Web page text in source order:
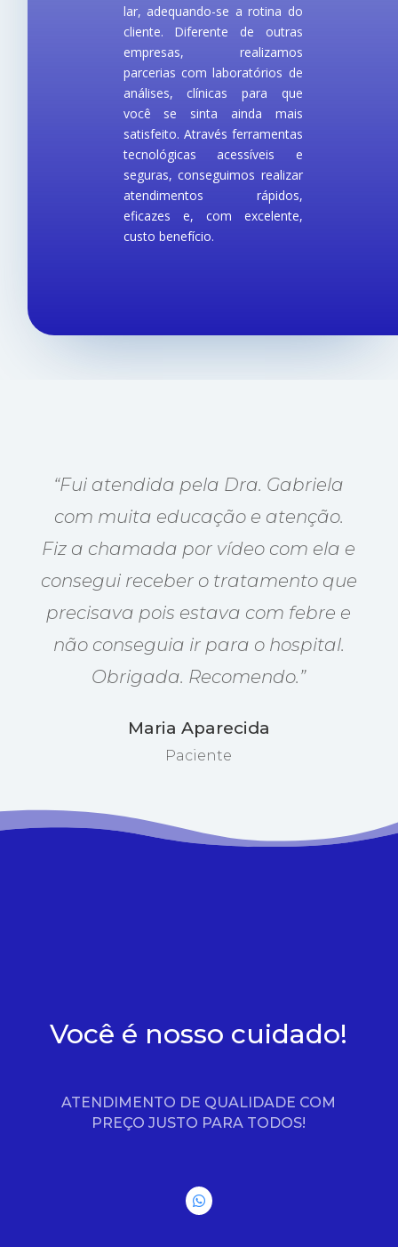
lar, adequando-se a rotina do
cliente. Diferente de outras
empresas, realizamos
parcerias com laboratórios de
análises, clínicas para que
você se sinta ainda mais
satisfeito. Através ferramentas
tecnológicas acessíveis e
seguras, conseguimos realizar
atendimentos rápidos,
eficazes e, com excelente,
custo benefício.
“Fui atendida pela Dra. Gabriela
com muita educação e atenção.
Fiz a chamada por vídeo com ela e
consegui receber o tratamento que
precisava pois estava com febre e
não conseguia ir para o hospital.
Obrigada. Recomendo.”
Maria Aparecida
Paciente
Você é nosso cuidado!
ATENDIMENTO DE QUALIDADE COM
PREÇO JUSTO PARA TODOS!
